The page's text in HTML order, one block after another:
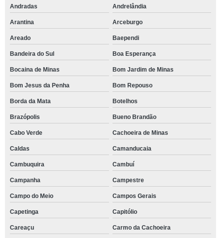
Andradas Andrelândia
Arantina Arceburgo
Areado Baependi
Bandeira do Sul Boa Esperança
Bocaina de Minas Bom Jardim de Minas
Bom Jesus da Penha Bom Repouso
Borda da Mata Botelhos
Brazópolis Bueno Brandão
Cabo Verde Cachoeira de Minas
Caldas Camanducaia
Cambuquira Cambuí
Campanha Campestre
Campo do Meio Campos Gerais
Capetinga Capitólio
Careaçu Carmo da Cachoeira